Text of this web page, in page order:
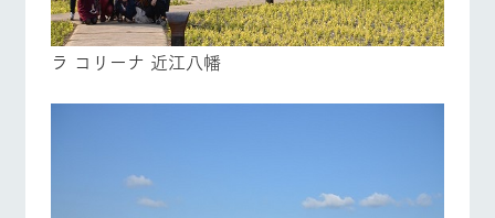
ラ コリーナ 近江八幡